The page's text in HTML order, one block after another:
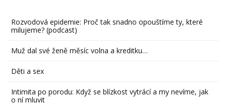
Rozvodová epidemie: Proč tak snadno opouštíme ty, které
milujeme? (podcast)
Muž dal své ženě měsíc volna a kreditku…
Děti a sex
Intimita po porodu: Když se blízkost vytrácí a my nevíme, jak
o ní mluvit